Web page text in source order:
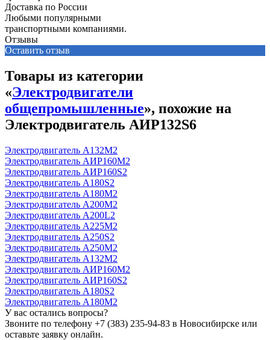
Доставка по России
Любыми популярными
транспортными компаниями.
Отзывы
Оставить отзыв
Товары из категории
«Электродвигатели
общепромышленные», похожие на
Электродвигатель АИР132S6
Электродвигатель А132М2
Электродвигатель АИР160М2
Электродвигатель АИР160S2
Электродвигатель А180S2
Электродвигатель А180М2
Электродвигатель А200М2
Электродвигатель А200L2
Электродвигатель А225М2
Электродвигатель А250S2
Электродвигатель А250М2
Электродвигатель А132М2
Электродвигатель АИР160М2
Электродвигатель АИР160S2
Электродвигатель А180S2
Электродвигатель А180М2
У вас остались вопросы?
Звоните по телефону +7 (383) 235-94-83 в Новосибирске или
оставьте заявку онлайн.